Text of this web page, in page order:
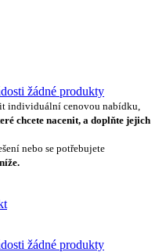
žádné produkty
individuální cenovou nabídku,
chcete nacenit, a doplňte jejich
nebo se potřebujete
žádné produkty